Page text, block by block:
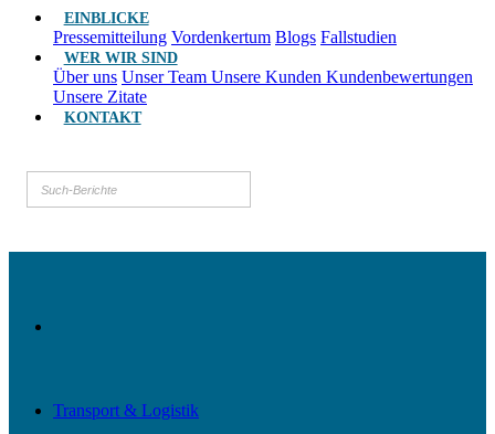
EINBLICKE
Pressemitteilung Vordenkertum Blogs Fallstudien
WER WIR SIND
Über uns Unser Team Unsere Kunden Kundenbewertungen
Unsere Zitate
KONTAKT
Transport & Logistik